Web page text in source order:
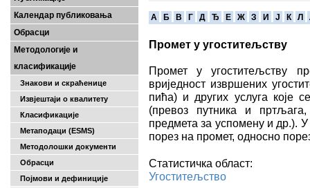
Календар публиковања
Обрасци
Методологије и
класификације
Знакови и скраћенице
Извјештаји о квалитету
Класификације
Метаподаци (ESMS)
Методолошки документи
Обрасци
Појмови и дефиниције
A Б В Г Д Ђ Е Ж З И Ј К Л
Промет у угоститељству
Промет у угоститељству
вриједност извршених
пића) и других услуга које
(превоз путника и
предмета за успомену и др.).
порез на промет, односно
Статистичка област:
Угоститељство